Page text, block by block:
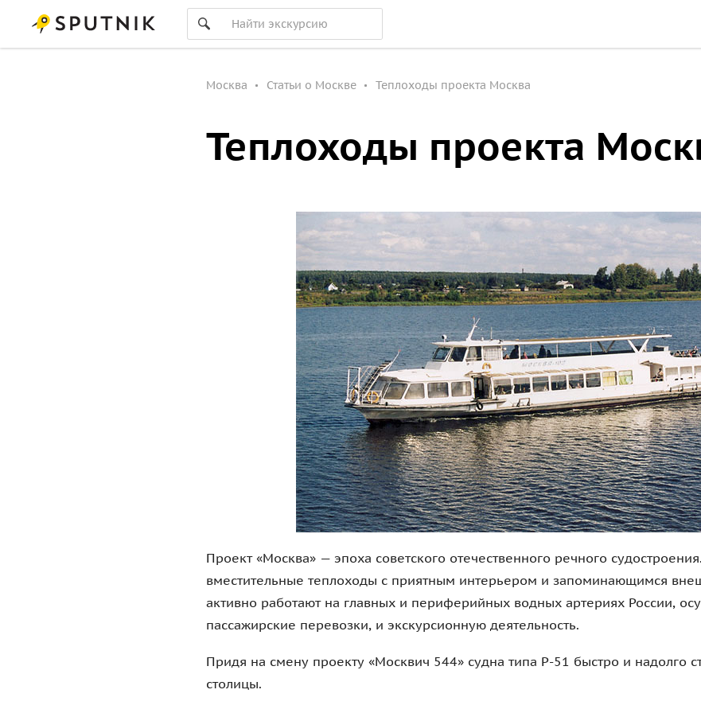
Москва Статьи о Москве Теплоходы проекта Москва
Теплоходы проекта
Проект «Москва» — эпоха советского отечественного речного
вместительные теплоходы с приятным интерьером и запоминающимся
активно работают на главных и периферийных водных артериях России,
пассажирские перевозки, и экскурсионную деятельность.
Придя на смену проекту «Москвич 544» судна типа Р-51 быстро и надолго
История появления
К концу 1960-х гг. становится ясно, что небольшие теплоходы проекта
нуждаются в обновлении всех систем, но и не справляются с выросшим
и туристов. Появляется острая необходимость разработки нового
будет обладать улучшенными характеристиками. Сделали и утвердили
Новые теплоходы очень быстро вытеснили «москвичей» с центральных
и экскурсионных маршрутов столицы, оставив тем только перевозку
города. Со временем «москвушки» стали отправляться в регионы страны,
к эксплуатации дорог.